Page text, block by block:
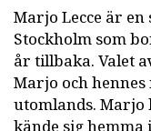
Marjo Lecce är
Stockholm som
år tillbaka. Valet
Marjo och
utomlands.